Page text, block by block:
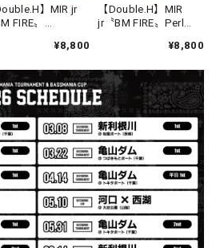
迅速に対応して頂きありがとうご
【Seamania】Uv Rush Cool Logo Zip Parka［BLK］［LIMITED］
L
！！！ セットアップで短パンも買
Zip Parka [ASH GRY]
レー XXL
】MIR jr
FIRE〟
¥8,800
【Double.H】MIR
jr〝BM FIRE〟Perl
¥8,800